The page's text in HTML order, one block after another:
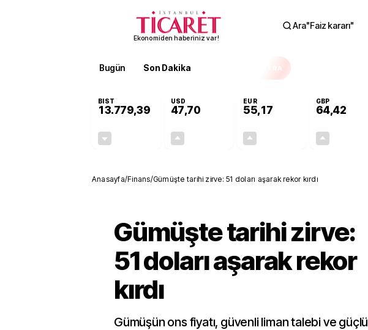
Ekonomiden haberiniz var!
Ara"Faiz kararı"
Bugün Son Dakika EKSTRA
BIST
13.779,39
USD
47,70
EUR
55,17
GBP
64,42
Anasayfa/Finans/Gümüşte tarihi zirve: 51 doları aşarak rekor kırdı
Gümüşte tarihi zirve:
51 doları aşarak rekor
kırdı
Gümüşün ons fiyatı, güvenli liman talebi ve güçlü